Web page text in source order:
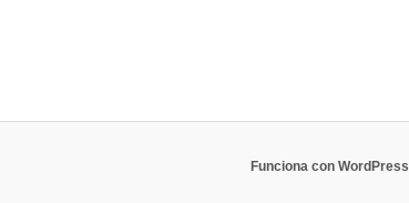
Funciona con WordPress